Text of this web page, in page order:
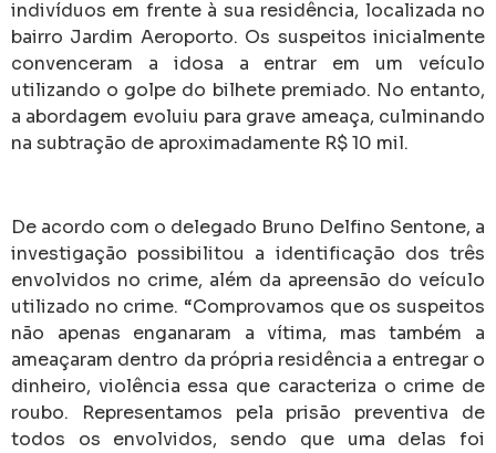
indivíduos em frente à sua residência, localizada no
bairro Jardim Aeroporto. Os suspeitos inicialmente
convenceram a idosa a entrar em um veículo
utilizando o golpe do bilhete premiado. No entanto,
a abordagem evoluiu para grave ameaça, culminando
na subtração de aproximadamente R$ 10 mil.
De acordo com o delegado Bruno Delfino Sentone, a
investigação possibilitou a identificação dos três
envolvidos no crime, além da apreensão do veículo
utilizado no crime. “Comprovamos que os suspeitos
não apenas enganaram a vítima, mas também a
ameaçaram dentro da própria residência a entregar o
dinheiro, violência essa que caracteriza o crime de
roubo. Representamos pela prisão preventiva de
todos os envolvidos, sendo que uma delas foi